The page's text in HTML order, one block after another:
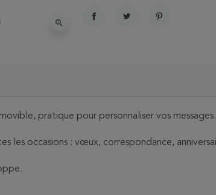
zoom_in
pratique pour personnaliser vos messages.
les occasions : vœux, correspondance,